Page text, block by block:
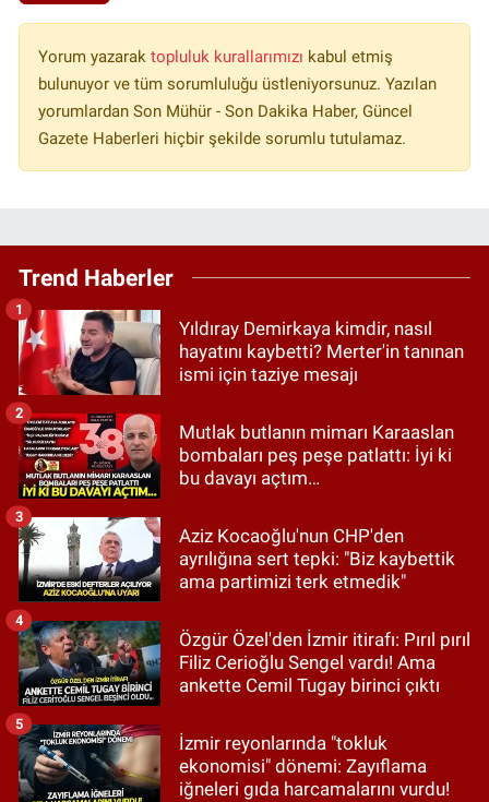
Yorum yazarak topluluk kurallarımızı kabul etmiş
bulunuyor ve tüm sorumluluğu üstleniyorsunuz. Yazılan
yorumlardan Son Mühür - Son Dakika Haber, Güncel
Gazete Haberleri hiçbir şekilde sorumlu tutulamaz.
Trend Haberler
Yıldıray Demirkaya kimdir, nasıl
hayatını kaybetti? Merter'in tanınan
ismi için taziye mesajı
1
Mutlak butlanın mimarı Karaaslan
bombaları peş peşe patlattı: İyi ki
bu davayı açtım…
2
Aziz Kocaoğlu'nun CHP'den
ayrılığına sert tepki: "Biz kaybettik
ama partimizi terk etmedik"
3
Özgür Özel'den İzmir itirafı: Pırıl pırıl
Filiz Cerioğlu Sengel vardı! Ama
ankette Cemil Tugay birinci çıktı
4
İzmir reyonlarında "tokluk
ekonomisi" dönemi: Zayıflama
iğneleri gıda harcamalarını vurdu!
5